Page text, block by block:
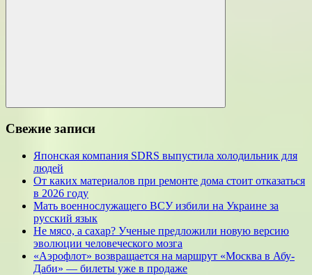
Поиск
Свежие записи
Японская компания SDRS выпустила холодильник для
людей
От каких материалов при ремонте дома стоит отказаться
в 2026 году
Мать военнослужащего ВСУ избили на Украине за
русский язык
Не мясо, а сахар? Ученые предложили новую версию
эволюции человеческого мозга
«Аэрофлот» возвращается на маршрут «Москва в Абу-
Даби» — билеты уже в продаже